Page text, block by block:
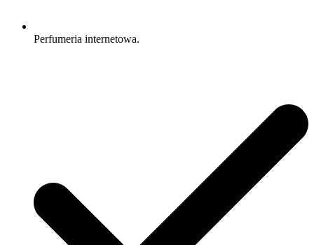
Perfumeria internetowa.